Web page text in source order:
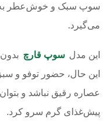
سوپ سبک و خوش‌عطر
می‌گیرد.
این مدل سوپ قارچ
این حال، حضور توفو و
عصاره رقیق نباشد و
پیش‌غذای گرم سرو کرد.